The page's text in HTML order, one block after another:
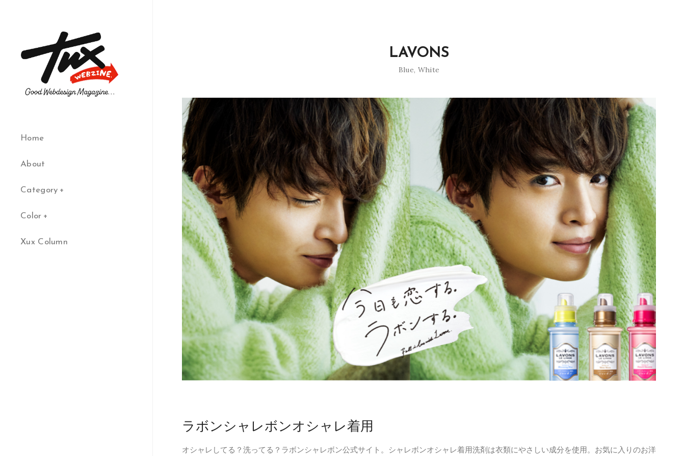
Home
About
Category
Color
Xux Column
LAVONS
Blue, White
ラボンシャレボンオシャレ着用
オシャレしてる？洗ってる？ラボンシャレボン公式サイト。シャレボンオシャレ着用洗剤は衣類にやさしい成分を使用。お気に入りのお洋